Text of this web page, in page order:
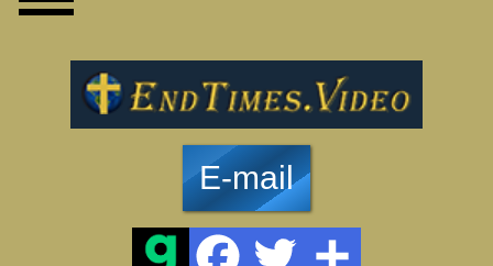
E-mail